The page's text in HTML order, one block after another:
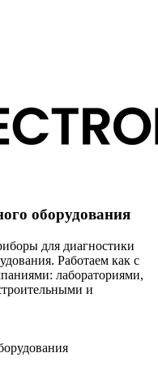
оборудования
для диагностики
Работаем как с
лабораториями,
и